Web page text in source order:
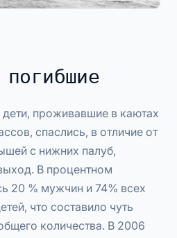
проживавшие в каютах
спаслись, в отличие от
с нижних палуб,
В процентном
20 % мужчин и 74% всех
что составило чуть
количества. В 2006